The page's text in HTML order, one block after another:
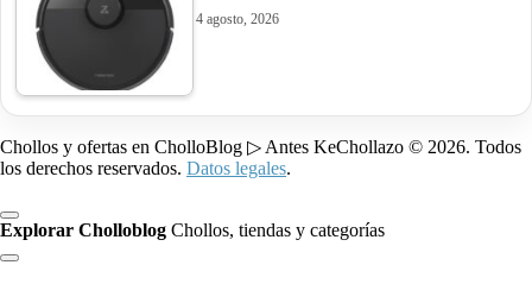
4 agosto, 2026
Chollos y ofertas en CholloBlog ▷ Antes KeChollazo © 2026. Todos
los derechos reservados. Datos legales.
Explorar Cholloblog Chollos, tiendas y categorías